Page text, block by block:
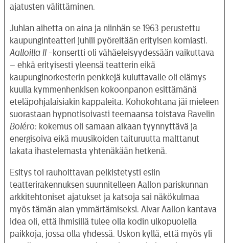
ajatusten välittäminen.
Juhlan aihetta on aina ja niinhän se 1963 perustettu
kaupunginteatteri juhlii pyöreitään erityisen komiasti.
Aalloilla II -konsertti oli vähäeleisyydessään vaikuttava
– ehkä erityisesti yleensä teatterin eikä
kaupunginorkesterin penkkejä kuluttavalle oli elämys
kuulla kymmenhenkisen kokoonpanon esittämänä
eteläpohjalaisiakin kappaleita. Kohokohtana jäi mieleen
suorastaan hypnotisoivasti teemaansa toistava Ravelin
Boléro: kokemus oli samaan aikaan tyynnyttävä ja
energisoiva eikä muusikoiden taituruutta malttanut
lakata ihastelemasta yhtenäkään hetkenä.
Esitys toi rauhoittavan pelkistetysti esiin
teatterirakennuksen suunnitelleen Aallon pariskunnan
arkkitehtoniset ajatukset ja katsoja sai näkökulmaa
myös tämän alan ymmärtämiseksi. Alvar Aallon kantava
idea oli, että ihmisillä tulee olla kodin ulkopuolella
paikkoja, jossa olla yhdessä. Uskon kyllä, että myös yli